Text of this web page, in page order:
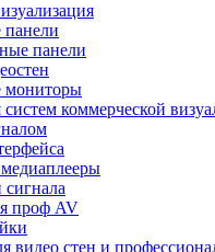
панели
мониторы
коммерческой
сигнала
проф AV
видео стен и